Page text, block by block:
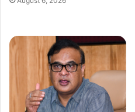
a
e
b
o
o
k
h
t
s
A
p
p
t
t
e
r
y
n
k
r
e